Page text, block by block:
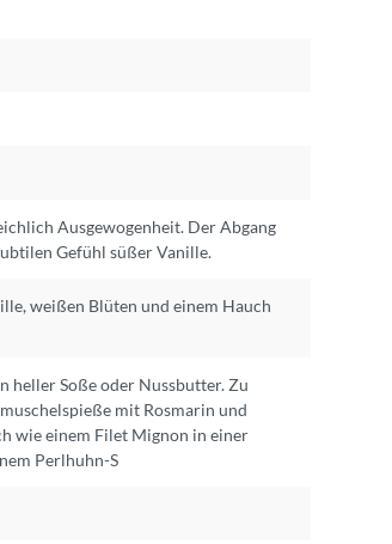
Ausgewogenheit. Der Abgang
Gefühl süßer Vanille.
weißen Blüten und einem Hauch
heller Soße oder Nussbutter. Zu
mit Rosmarin und
wie einem Filet Mignon in einer
Perlhuhn-S